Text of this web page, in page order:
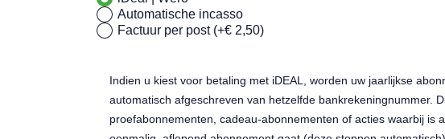
Automatische incasso
Factuur per post (+€ 2,50)
Indien u kiest voor betaling met iDEAL, worden uw jaarlijkse
automatisch afgeschreven van hetzelfde bankrekeningnummer.
proefabonnementen, cadeau-abonnementen of acties waarbij is